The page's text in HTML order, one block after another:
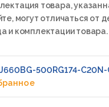
товара,
могут отличаться от
и комплектации товара.
500RG174-C20N-